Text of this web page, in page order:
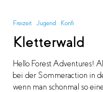
Freizeit Jugend Konfi
Kletterwald
Hello Forest Adventures!
bei der Sommeraction in
wenn man schonmal so